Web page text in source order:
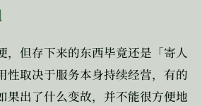
，但存下来的东西毕竟还是「寄人
性取决于服务本身持续经营，有的
果出了什么变故，并不能很方便地